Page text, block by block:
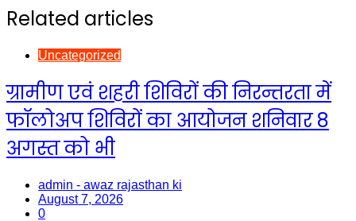
Related articles
Uncategorized
ग्रामीण एवं शहरी शिविरों की निरन्तरता में
फॉलोअप शिविरों का आयोजन शनिवार 8
अगस्त को भी
admin - awaz rajasthan ki
August 7, 2026
0